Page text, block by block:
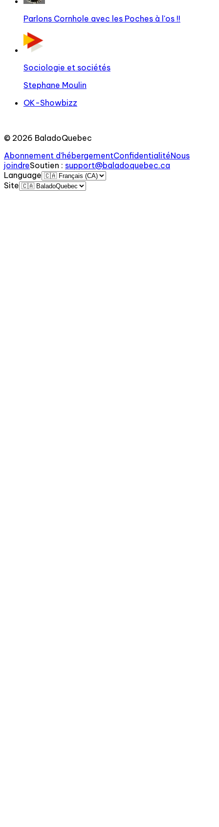
Parlons Cornhole avec les Poches à l'os !!
Sociologie et sociétés
Stephane Moulin
OK-Showbizz
© 2026 BaladoQuebec
Abonnement d'hébergementConfidentialitéNous
joindreSoutien : support@baladoquebec.ca
Language
Site